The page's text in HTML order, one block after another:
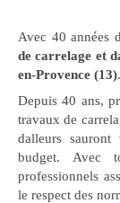
Avec 40 années
de carrelage et
en-Provence (13).
Depuis 40 ans,
travaux de
dalleurs
budget. Avec
professionnels
le respect des